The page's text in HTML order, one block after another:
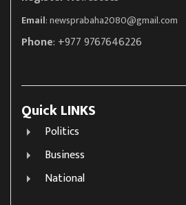
Email:newsprabaha2080@gmail.com
Phone: +977 9767646226
Quick LINKS
Politics
Business
National